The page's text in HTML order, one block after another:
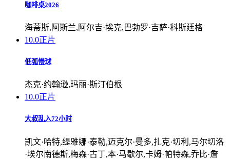
咖啡桌2026
海蒂斯,阿斯兰,阿尔吉·埃克,巴勃罗·吉萨·科斯廷格
10.0正片
低弧慢球
杰克·约翰逊,玛丽·斯汀伯根
10.0正片
大叔乱入72小时
凯文·哈特,缇雅娜·泰勒,迈克尔·曼多,扎克·切利,马尔切洛
·埃尔南德斯,梅森·古丁,本·马歇尔,卡姆·帕特森,乔比·詹